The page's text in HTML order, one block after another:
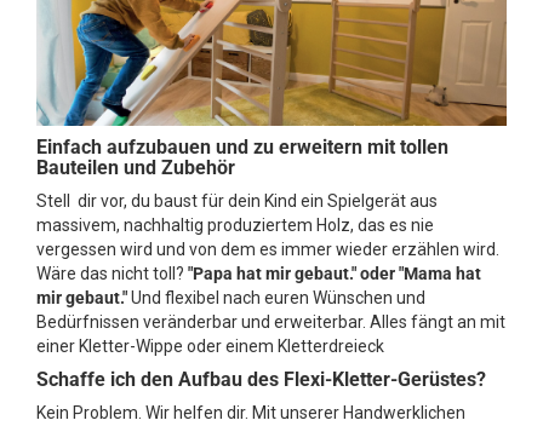
Einfach aufzubauen und zu erweitern mit tollen
Bauteilen und Zubehör
Stell dir vor, du baust für dein Kind ein Spielgerät aus
massivem, nachhaltig produziertem Holz, das es nie
vergessen wird und von dem es immer wieder erzählen wird.
Wäre das nicht toll? "Papa hat mir gebaut." oder "Mama hat
mir gebaut."Und flexibel nach euren Wünschen und
Bedürfnissen veränderbar und erweiterbar. Alles fängt an mit
einer Kletter-Wippe oder einem Kletterdreieck
Schaffe ich den Aufbau des Flexi-Kletter-Gerüstes?
Kein Problem. Wir helfen dir. Mit unserer Handwerklichen